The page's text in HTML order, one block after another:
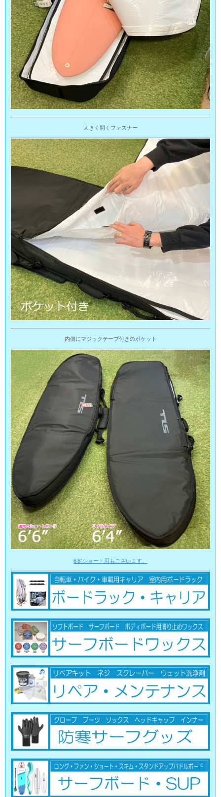
大きく開くファスナー
内側にマジックテープ付きのポケット
6’6”ショート用もございます。